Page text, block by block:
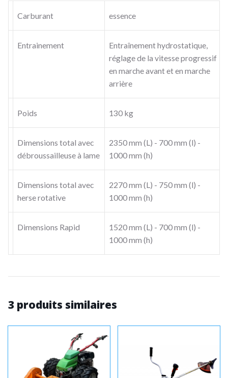
Carburant essence
Entrainement
Entraînement hydrostatique,
réglage de la vitesse progressif
en marche avant et en marche
arrière
Poids 130 kg
Dimensions total avec
débroussailleuse à lame
2350 mm (L) - 700 mm (l) -
1000 mm (h)
Dimensions total avec
herse rotative
2270 mm (L) - 750 mm (l) -
1000 mm (h)
Dimensions Rapid
1520 mm (L) - 700 mm (l) -
1000 mm (h)
3 produits similaires